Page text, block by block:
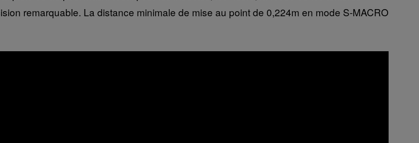
remarquable. La distance minimale de mise au point de 0,224m en mode S-MACRO